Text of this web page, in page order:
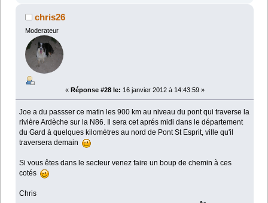
chris26
Moderateur
« Réponse #28 le: 16 janvier 2012 à 14:43:59 »
Joe a du passser ce matin les 900 km au niveau du pont qui traverse la
rivière Ardèche sur la N86. Il sera cet aprés midi dans le département
du Gard à quelques kilomètres au nord de Pont St Esprit, ville qu'il
traversera demain
Si vous êtes dans le secteur venez faire un boup de chemin à ces
cotés
Chris